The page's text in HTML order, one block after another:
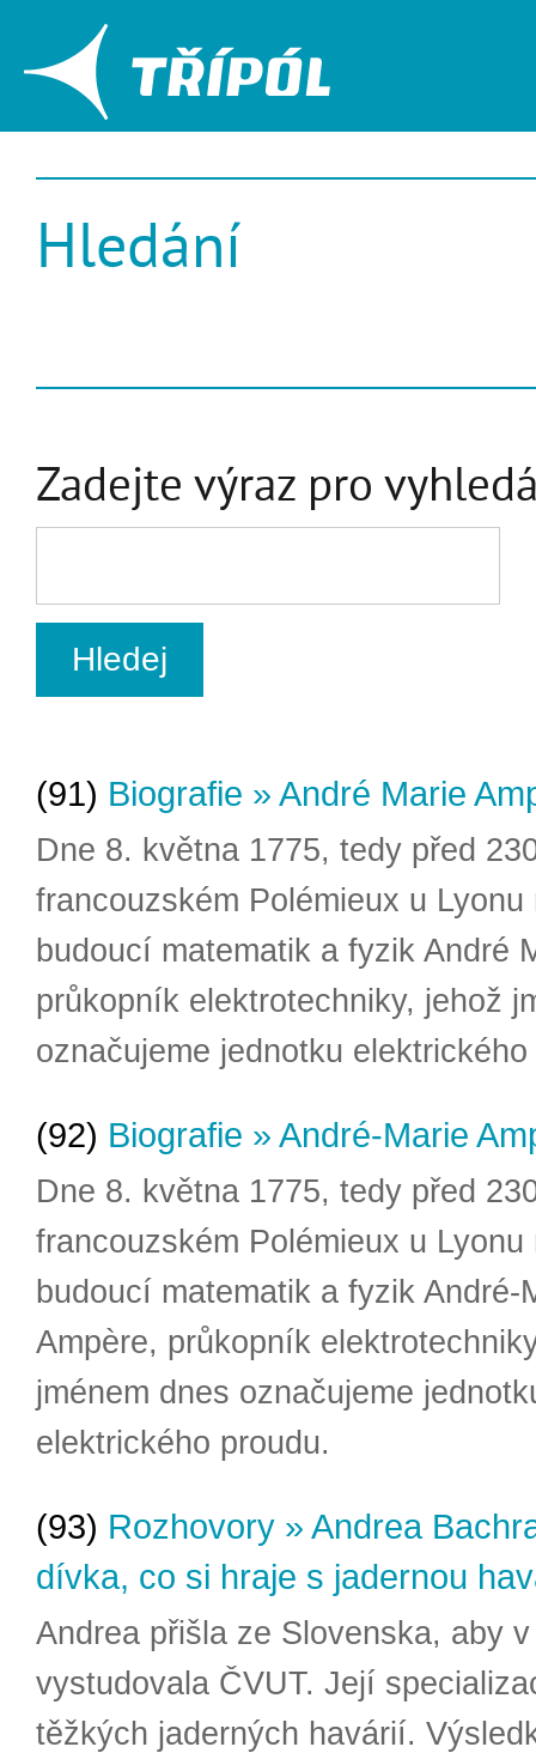
Hledání
Zadejte výraz pro
(91) Biografie » André Marie
Dne 8. května 1775, tedy před
francouzském Polémieux u Lyonu
budoucí matematik a fyzik André
průkopník elektrotechniky, jehož
označujeme jednotku
(92) Biografie » André-Marie
Dne 8. května 1775, tedy před
francouzském Polémieux u Lyonu
budoucí matematik a fyzik André-
Ampère, průkopník
jménem dnes označujeme
elektrického proudu.
(93) Rozhovory » Andrea
dívka, co si hraje s jadernou
Andrea přišla ze Slovenska, aby
vystudovala ČVUT. Její
těžkých jaderných havárií.